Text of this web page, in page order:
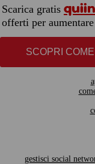
Scarica gratis
offerti per
SCOPRI COME
gestisci social